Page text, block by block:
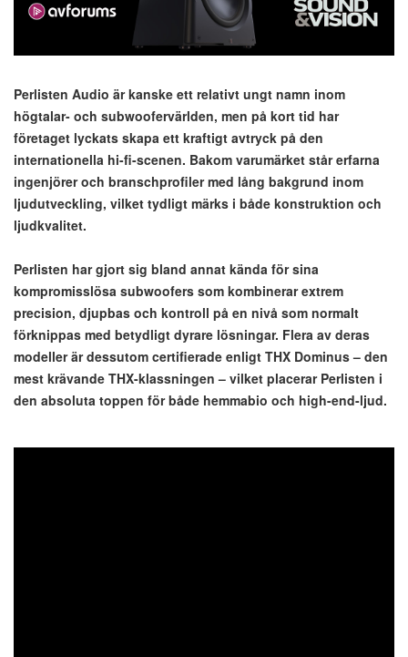
Perlisten Audio är kanske ett relativt ungt namn inom
högtalar- och subwoofervärlden, men på kort tid har
företaget lyckats skapa ett kraftigt avtryck på den
internationella hi-fi-scenen. Bakom varumärket står erfarna
ingenjörer och branschprofiler med lång bakgrund inom
ljudutveckling, vilket tydligt märks i både konstruktion och
ljudkvalitet.
Perlisten har gjort sig bland annat kända för sina
kompromisslösa subwoofers som kombinerar extrem
precision, djupbas och kontroll på en nivå som normalt
förknippas med betydligt dyrare lösningar. Flera av deras
modeller är dessutom certifierade enligt THX Dominus – den
mest krävande THX-klassningen – vilket placerar Perlisten i
den absoluta toppen för både hemmabio och high-end-ljud.